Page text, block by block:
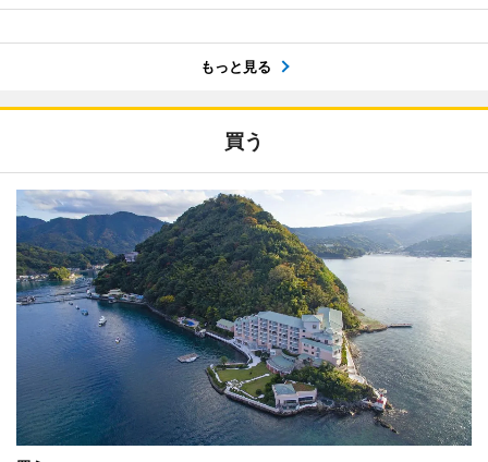
もっと見る
買う